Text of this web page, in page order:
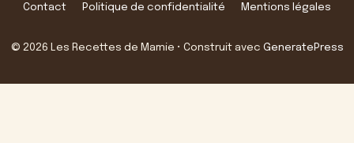
Contact Politique de confidentialité Mentions légales
© 2026 Les Recettes de Mamie • Construit avec GeneratePress